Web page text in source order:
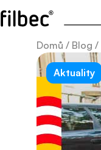
Domů / Blog /
Aktuality